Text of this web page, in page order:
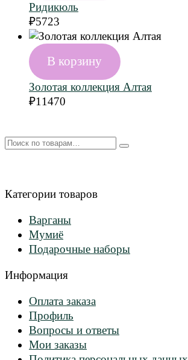
Ридикюль
₽5723
В корзину
Золотая коллекция Алтая
₽11470
Искать:
Категории товаров
Варганы
Мумиё
Подарочные наборы
Информация
Оплата заказа
Профиль
Вопросы и ответы
Мои заказы